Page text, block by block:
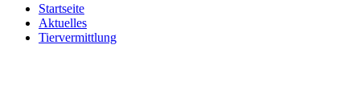
Startseite
Aktuelles
Tiervermittlung